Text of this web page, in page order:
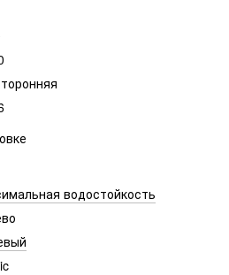
водостойкость